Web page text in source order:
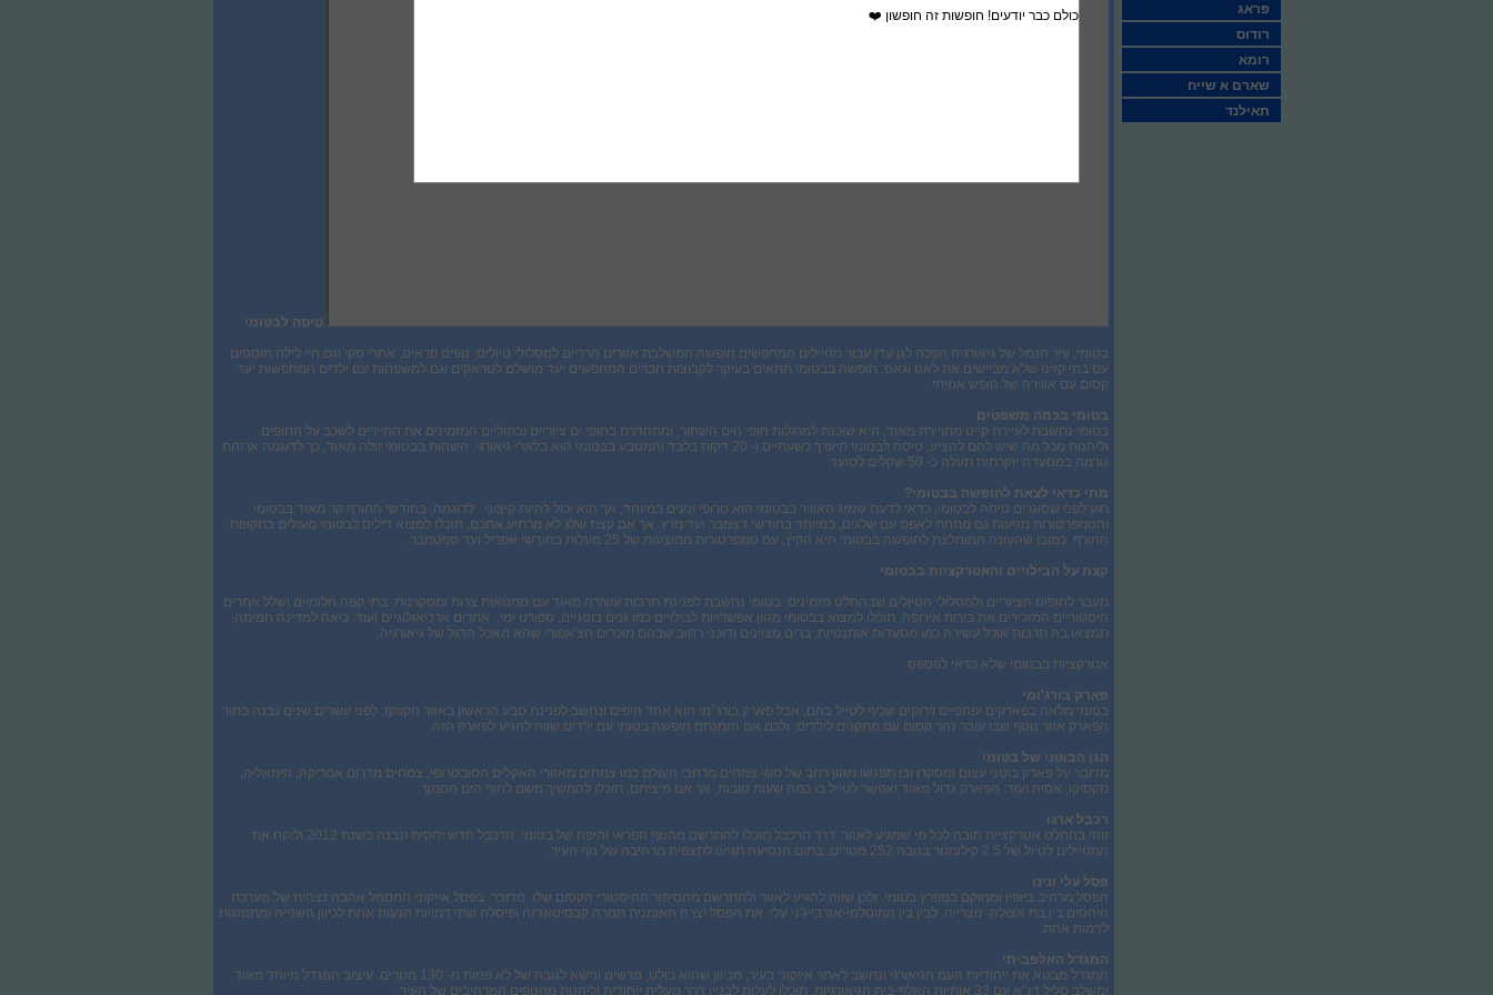
טיסה לבטומי
בטומי, עיר הנמל של גיאורגיה הפכה לגן עדן עבור מטיילים המחפשים חופשה המשלבת אזורים הרריים למסלולי טיולים, נופים פראים, אתרי סקי וגם חיי לילה תוססים
עם בתי קזינו שלא מביישים את לאס וגאס. חופשה בבטומי תתאים בעיקר לקבוצות חברים המחפשים יעד מושלם לטראקים וגם למשפחות עם ילדים המחפשות יעד
קסום עם אווירה של חופש אמיתי.
בטומי בכמה משפטים
בטומי נחשבת לעיירת קייט מתויירת מאוד, היא שוכנת למרגלות חופי הים השחור, ומתהדרת בחופי ים ציוריים ובתוליים המזמינים את התיירים לשכב על החופים
וליהנות מכל מה שיש להם להציע. טיסה לבטומי תיערך כשעתיים ו- 20 דקות בלבד והמטבע בבטומי הוא בלארי גיאורגי. השהות בבטומי זולה מאוד, כך לדוגמה ארוחת
גורמה במסעדה יוקרתית תעלה כ- 50 שקלים לסועד.
מתי כדאי לצאת לחופשה בבטומי?
רגע לפני שסוגרים טיסה לבטומי, כדאי לדעת שמזג האוויר בבטומי הוא טרופי ונעים במיוחד, אך הוא יכול להיות קיצוני. לדוגמה, בחודשי החורף קר מאוד בבטומי
והטמפרטורות מגיעות גם מתחת לאפס עם שלגים, במיוחד בחודשי דצמבר ועד מרץ. אך אם קצת שלג לא מרתיע אתכם, תוכלו למצוא דילים לבטומי מעולים בתקופת
החורף. כמובן שהעונה המומלצת לחופשה בבטומי היא הקיץ, עם טמפרטורות ממוצעות של 25 מעלות בחודשי אפריל ועד ספטמבר.
קצת על הבילויים והאטרקציות בבטומי
מעבר לחופים הציוריים ולמסלולי הטיולים שבהחלט מזמינים, בטומי נחשבת לפנינת תרבות עשירה מאוד עם סמטאות צרות ומסקרנות, בתי קפה חלומיים ושלל אתרים
היסטוריים המזכירים את בירות אירופה. תוכלו למצוא בבטומי מגוון אפשרויות לבילויים כמו גנים בוטניים, ספורט ימי, אתרים ארכיאולוגיים ועוד. כיאה למדינה חמימה,
תמצאו בה תרבות אוכל עשירה כמו מסעדות אותנטיות, ברים מצוינים ודוכני רחוב שבהם מוכרים חצ'אפורי שהא מאכל הדגל של גיאורגיה.
אטרקציות בבטומי שלא כדאי לפספס
פארק בורג'ומי
בטומי מלאה בפארקים יפהפיים וירוקים שכיף לטייל בהם, אבל פארק בורג׳מי הוא אחד היפים ונחשב לפנינת טבע הראשון באזור הקווקז. לפני עשרים שנים נבנה בתוך
הפארק אזור נוסף שבו עובר נהר קסום עם מתקנים לילדים, ולכם אם הזמנתם חופשה בטומי עם ילדים שווה להגיע לפארק הזה.
הגן הבוטני של בטומי
מדובר על פארק בוטני עצום ומסקרן ובו תפגשו מגוון רחב של סוגי צמחים מרחבי העולם כמו צמחים מאזורי האקלים הסובטרופי, צמחים מדרום אמריקה, הימאליה,
מקסיקו, אסיה ועוד. הפארק גדול מאוד ואפשר לטייל בו כמה שעות טובות, אך אם מיציתם, תוכלו להמשיך משם לחוף הים הסמוך.
רכבל ארגו
זוהי בהחלט אטרקציית חובה לכל מי שמגיע לאזור. דרך הרכבל תוכלו להתרשם מהנוף הפראי והיפה של בטומי. הרכבל חדש יחסית ונבנה בשנת 2012 ולוקח את
המטיילים לטיול של 2.5 קילומטר בגובה 252 מטרים. בתום הנסיעה תגיעו לתצפית מרהיבה של נוף העיר.
פסל עלי ונינו
הפסל מרהיב ביופיו וממוקם במפרץ בטומי, ולכן שווה להגיע לאזור ולהתרשם מהסיפור ההיסטורי הקסום שלו. מדובר בפסל אייקוני המסמל אהבה נצחית של מערכת
היחסים בין בת אצולה נוצרייה לבין בין המוסלמי-אזרבייג'ני עלי. את הפסל יצרה האומנית תמרה קבסיטאדזה ופיסלה שתי דמויות הנעות אחת לכיוון השנייה ומתמזגות
לדמות אחת.
המגדל האלפביתי
המגדל מבטא את ייחודיות העם הגיאורגי ונחשב לאתר אייקוני בעיר, מכיוון שהוא בולט, מרשים ונישא לגובה של לא פחות מ- 130 מטרים. עיצוב המגדל מיוחד מאוד
ומשלב סליל דנ"א עם 33 אותיות האלף-בית הגיאורגיות. תוכלו לעלות לבניין דרך מעלית ייחודית וליהנות מהנופים המרהיבים של העיר.
פראג
רודוס
רומא
שארם א שייח
תאילנד
כולם כבר יודעים! חופשות זה חופשון ❤️